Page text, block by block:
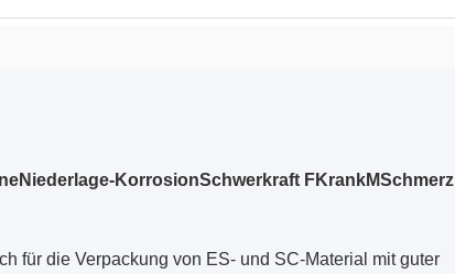
Niederlage-KorrosionSchwerkraft FKrankMSchmerz
für die Verpackung von ES- und SC-Material mit guter